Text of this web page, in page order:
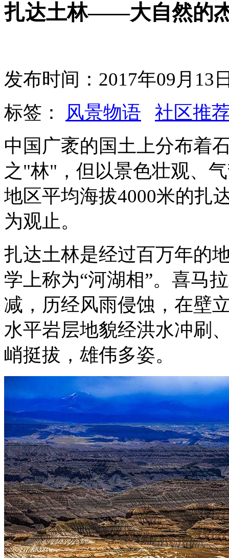
扎达土林——大自然的
发布时间：2017年09月13
标签：
风景物语
社区推
中国广袤的国土上分布着
之"林"，但以景色壮观、
地区平均海拔4000米的扎
为观止。
扎达土林是经过百万年的
学上称为“河湖相”。喜马
减，历经风雨侵蚀，在壁
水平岩层地貌经洪水冲刷
峭挺拔，雄伟多姿。